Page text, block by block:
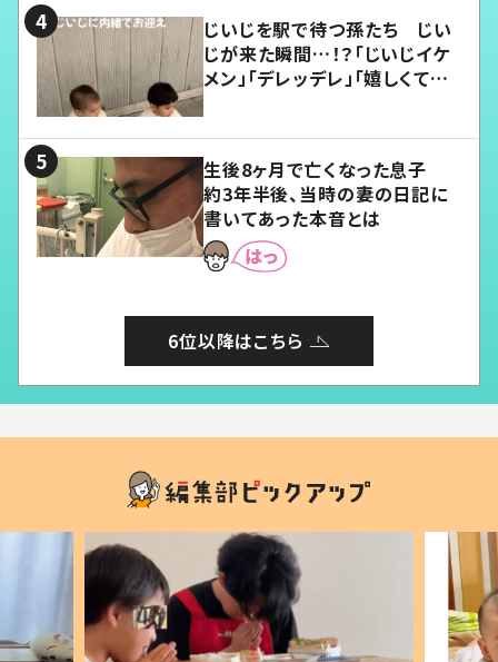
じいじを駅で待つ孫たち じい
じが来た瞬間…！？「じいじイケ
メン」「デレッデレ」「嬉しくて可
生後8ヶ月で亡くなった息子
約3年半後、当時の妻の日記に
書いてあった本音とは
6位以降はこちら